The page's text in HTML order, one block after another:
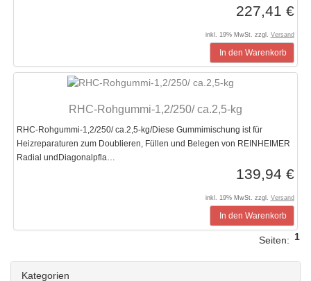
227,41 €
inkl. 19% MwSt. zzgl. Versand
In den Warenkorb
RHC-Rohgummi-1,2/250/ ca.2,5-kg
RHC-Rohgummi-1,2/250/ ca.2,5-kg/Diese Gummimischung ist für
Heizreparaturen zum Doublieren, Füllen und Belegen von REINHEIMER
Radial undDiagonalpfla…
139,94 €
inkl. 19% MwSt. zzgl. Versand
In den Warenkorb
1
Seiten:
Kategorien